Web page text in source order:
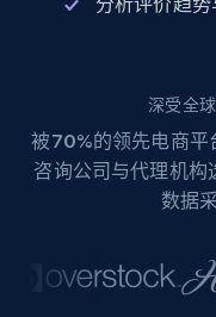
深受全
被70%的领先电商平
咨询公司与代理机构
数据